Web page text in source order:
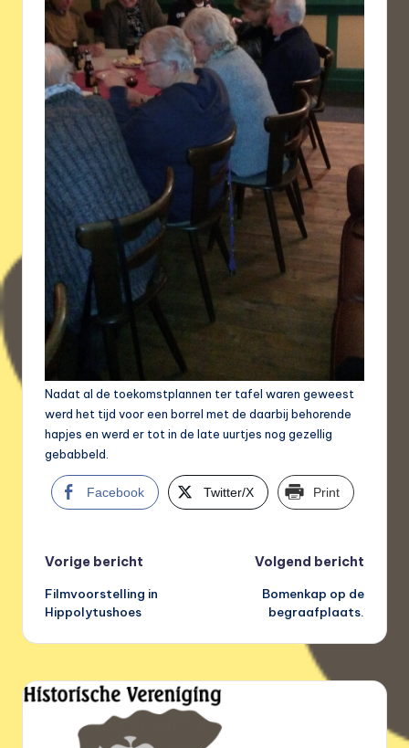
Nadat al de toekomstplannen ter tafel waren geweest
werd het tijd voor een borrel met de daarbij behorende
hapjes en werd er tot in de late uurtjes nog gezellig
gebabbeld.
Facebook Twitter/X Print
Bericht
navigatie
Vorige bericht
Filmvoorstelling in
Hippolytushoes
Volgend bericht
Bomenkap op de
begraafplaats.